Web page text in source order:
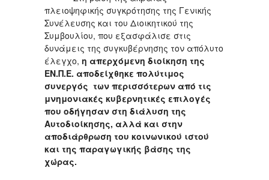
πλειοψηφικής συγκρότησης της Γενικής
Συνέλευσης και του Διοικητικού της
Συμβουλίου, που εξασφάλισε στις
δυνάμεις της συγκυβέρνησης τον απόλυτο
έλεγχο, η απερχόμενη διοίκηση της
ΕΝ.Π.Ε. αποδείχθηκε πολύτιμος
συνεργός των περισσότερων από τις
μνημονιακές κυβερνητικές επιλογές
που οδήγησαν στη διάλυση της
Αυτοδιοίκησης, αλλά και στην
αποδιάρθρωση του κοινωνικού ιστού
και της παραγωγικής βάσης της
χώρας.